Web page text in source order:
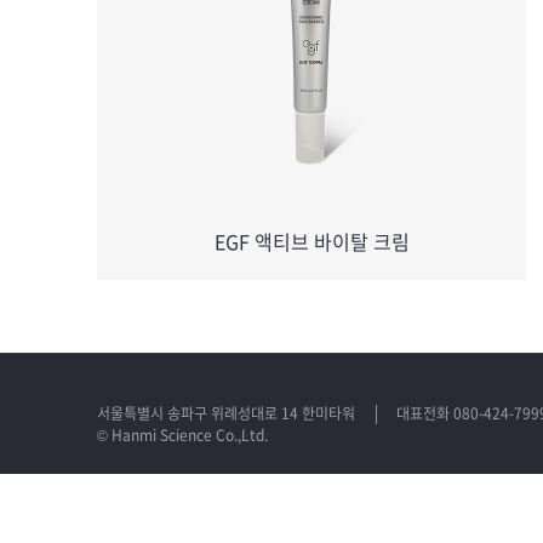
EGF 액티브 바이탈 크림
서울특별시 송파구 위례성대로 14 한미타워
대표전화 080-424-
© Hanmi Science Co.,Ltd.